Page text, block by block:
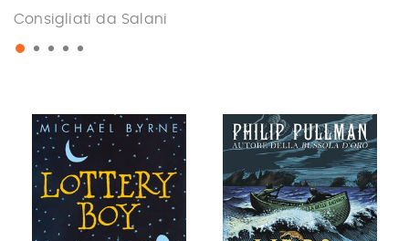
Consigliati da Salani